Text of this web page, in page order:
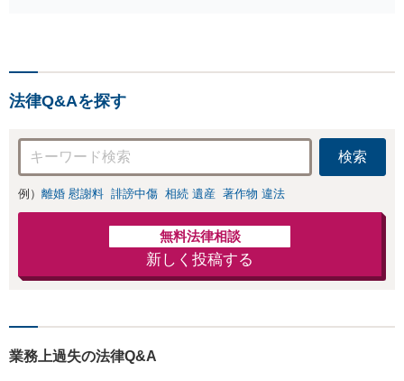
お店の風評被害対
応可：開示請求の
意見照会が来たと
きの対処法、被害
者との示談交渉
法律Q&Aを探す
検索
例） 離婚 慰謝料 誹謗中傷 相続 遺産 著作物 違法
無料法律相談
新しく投稿する
業務上過失の法律Q&A